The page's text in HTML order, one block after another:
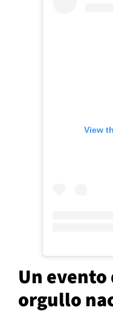
View
Un
orgullo